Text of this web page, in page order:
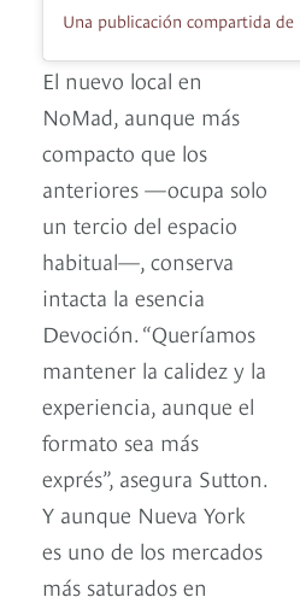
El nuevo local en
NoMad, aunque más
compacto que los
anteriores —ocupa solo
un tercio del espacio
habitual—, conserva
intacta la esencia
Devoción. “Queríamos
mantener la calidez y la
experiencia, aunque el
formato sea más
exprés”, asegura Sutton.
Y aunque Nueva York
es uno de los mercados
más saturados en